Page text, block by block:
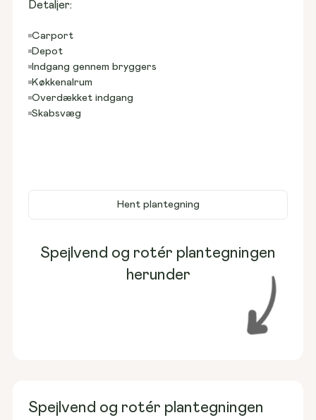
Detaljer:
Carport
Depot
Indgang gennem bryggers
Køkkenalrum
Overdækket indgang
Skabsvæg
Hent plantegning
Spejlvend og rotér plantegningen
herunder
Spejlvend og rotér plantegningen